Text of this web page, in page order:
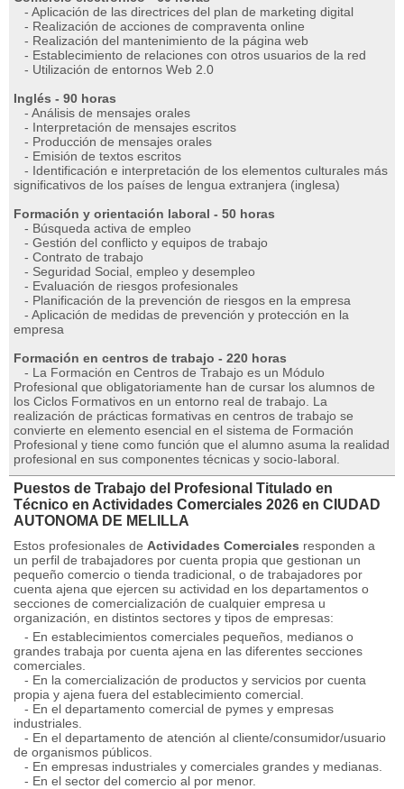
- Aplicación de las directrices del plan de marketing digital
- Realización de acciones de compraventa online
- Realización del mantenimiento de la página web
- Establecimiento de relaciones con otros usuarios de la red
- Utilización de entornos Web 2.0
Inglés - 90 horas
- Análisis de mensajes orales
- Interpretación de mensajes escritos
- Producción de mensajes orales
- Emisión de textos escritos
- Identificación e interpretación de los elementos culturales más
significativos de los países de lengua extranjera (inglesa)
Formación y orientación laboral - 50 horas
- Búsqueda activa de empleo
- Gestión del conflicto y equipos de trabajo
- Contrato de trabajo
- Seguridad Social, empleo y desempleo
- Evaluación de riesgos profesionales
- Planificación de la prevención de riesgos en la empresa
- Aplicación de medidas de prevención y protección en la
empresa
Formación en centros de trabajo - 220 horas
- La Formación en Centros de Trabajo es un Módulo
Profesional que obligatoriamente han de cursar los alumnos de
los Ciclos Formativos en un entorno real de trabajo. La
realización de prácticas formativas en centros de trabajo se
convierte en elemento esencial en el sistema de Formación
Profesional y tiene como función que el alumno asuma la realidad
profesional en sus componentes técnicas y socio-laboral.
Puestos de Trabajo del Profesional Titulado en
Técnico en Actividades Comerciales 2026 en CIUDAD
AUTONOMA DE MELILLA
Estos profesionales de Actividades Comerciales responden a
un perfil de trabajadores por cuenta propia que gestionan un
pequeño comercio o tienda tradicional, o de trabajadores por
cuenta ajena que ejercen su actividad en los departamentos o
secciones de comercialización de cualquier empresa u
organización, en distintos sectores y tipos de empresas:
- En establecimientos comerciales pequeños, medianos o
grandes trabaja por cuenta ajena en las diferentes secciones
comerciales.
- En la comercialización de productos y servicios por cuenta
propia y ajena fuera del establecimiento comercial.
- En el departamento comercial de pymes y empresas
industriales.
- En el departamento de atención al cliente/consumidor/usuario
de organismos públicos.
- En empresas industriales y comerciales grandes y medianas.
- En el sector del comercio al por menor.